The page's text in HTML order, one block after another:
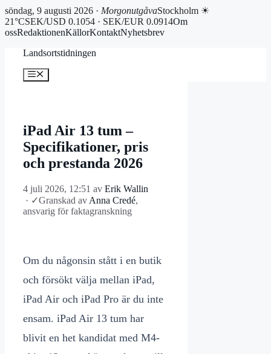
söndag, 9 augusti 2026 · MorgonutgåvaStockholm ☀
21°CSEK/USD 0.1054 · SEK/EUR 0.0914Om
ossRedaktionenKällorKontaktNyhetsbrev
Landsortstidningen
Meny
iPad Air 13 tum –
Specifikationer, pris
och prestanda 2026
4 juli 2026, 12:51 av Erik Wallin
· ✓Granskad av Anna Credé,
ansvarig för faktagranskning
Om du någonsin stått i en butik
och försökt välja mellan iPad,
iPad Air och iPad Pro är du inte
ensam. iPad Air 13 tum har
blivit en het kandidat med M4-